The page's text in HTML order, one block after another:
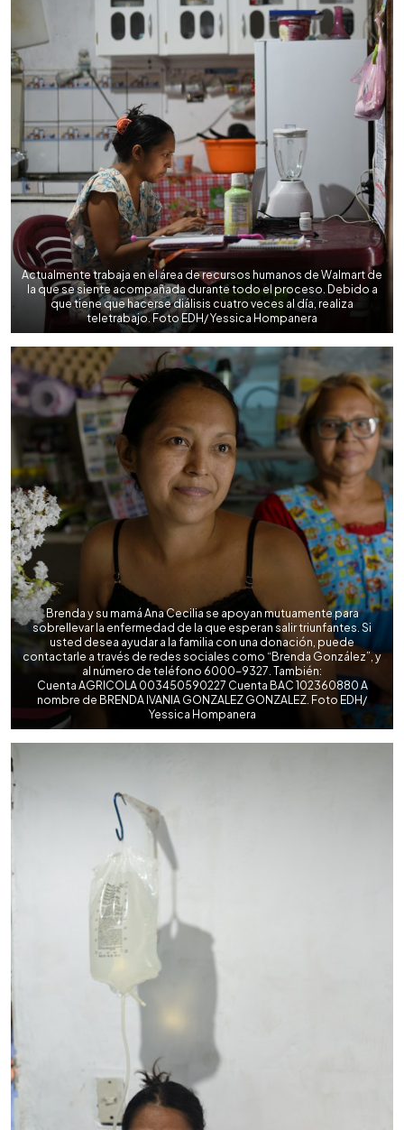
Actualmente trabaja en el área de recursos humanos de Walmart de
la que se siente acompañada durante todo el proceso. Debido a
que tiene que hacerse diálisis cuatro veces al día, realiza
teletrabajo. Foto EDH/ Yessica Hompanera
Brenda y su mamá Ana Cecilia se apoyan mutuamente para
sobrellevar la enfermedad de la que esperan salir triunfantes. Si
usted desea ayudar a la familia con una donación, puede
contactarle a través de redes sociales como “Brenda González”, y
al número de teléfono 6000-9327. También:
Cuenta AGRICOLA 003450590227 Cuenta BAC 102360880 A
nombre de BRENDA IVANIA GONZALEZ GONZALEZ. Foto EDH/
Yessica Hompanera